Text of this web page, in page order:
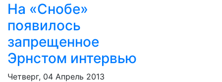
На «Снобе»
появилось
запрещенное
Эрнстом интервью
Четверг, 04 Апрель 2013